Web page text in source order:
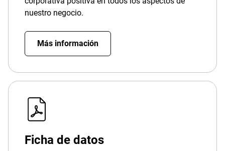
nuestro negocio.
Más información
Ficha de datos